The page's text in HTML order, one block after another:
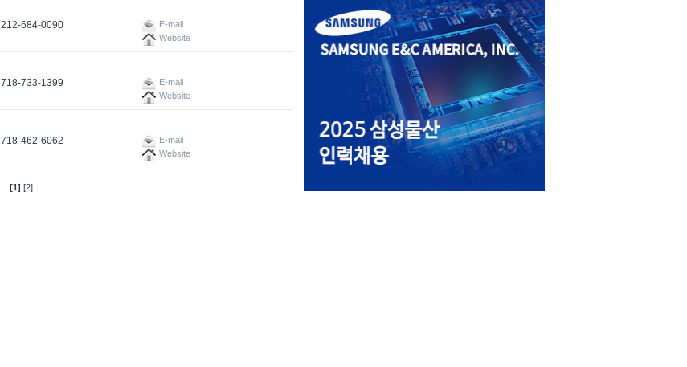
212-684-0090
E-mail
Website
718-733-1399
E-mail
Website
718-462-6062
E-mail
Website
[1] [2]